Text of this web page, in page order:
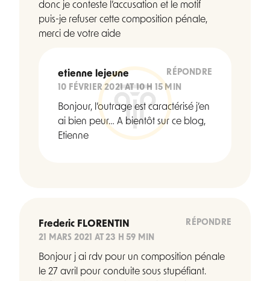
donc je conteste l’accusation et le motif
puis-je refuser cette composition pénale,
merci de votre aide
etienne lejeune
10 FÉVRIER 2021 AT 10 H 15 MIN
RÉPONDRE
Bonjour, l’outrage est caractérisé j’en
ai bien peur… A bientôt sur ce blog,
Etienne
Frederic FLORENTIN
21 MARS 2021 AT 23 H 59 MIN
RÉPONDRE
Bonjour j ai rdv pour un composition pénale
le 27 avril pour conduite sous stupéfiant.